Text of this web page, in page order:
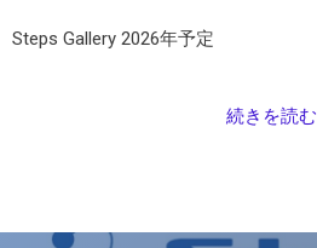
Steps Gallery 2026年予定
続きを読む